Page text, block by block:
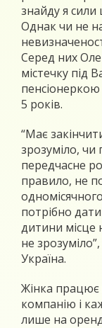
знайду я сили
Однак чи не
Серед них
містечку
5 років.
“Має
зрозуміло, чи
передчасне
правило, не
потрібно
дитини місце
не
Україна.
Жінка працює
компанію і
лише на